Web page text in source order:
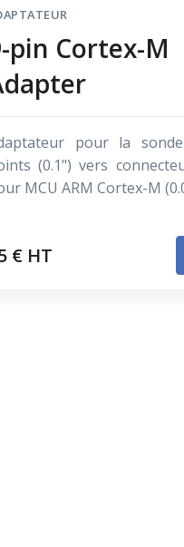
pin Cortex-M
pour la
(0.1") vers
MCU ARM Cortex-M
€ HT